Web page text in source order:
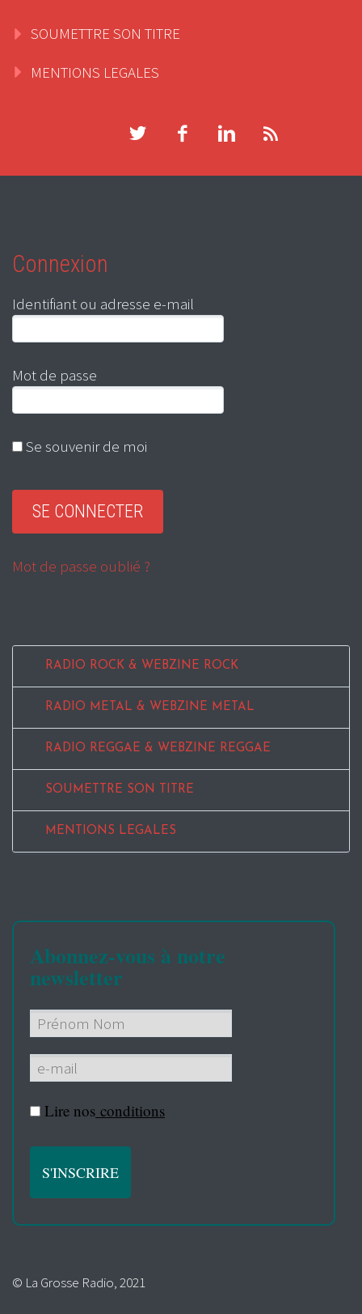
SOUMETTRE SON TITRE
MENTIONS LEGALES
Connexion
Identifiant ou adresse e-mail
Mot de passe
Se souvenir de moi
Mot de passe oublié ?
RADIO ROCK & WEBZINE ROCK
RADIO METAL & WEBZINE METAL
RADIO REGGAE & WEBZINE REGGAE
SOUMETTRE SON TITRE
MENTIONS LEGALES
Abonnez-vous à notre
newsletter
Lire nos conditions
© La Grosse Radio, 2021